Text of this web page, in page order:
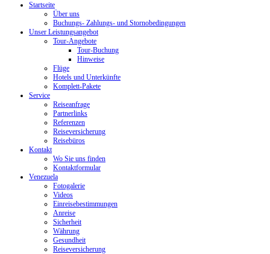
Startseite
Über uns
Buchungs- Zahlungs- und Stornobedingungen
Unser Leistungsangebot
Tour-Angebote
Tour-Buchung
Hinweise
Flüge
Hotels und Unterkünfte
Komplett-Pakete
Service
Reiseanfrage
Partnerlinks
Referenzen
Reiseversicherung
Reisebüros
Kontakt
Wo Sie uns finden
Kontaktformular
Venezuela
Fotogalerie
Videos
Einreisebestimmungen
Anreise
Sicherheit
Währung
Gesundheit
Reiseversicherung